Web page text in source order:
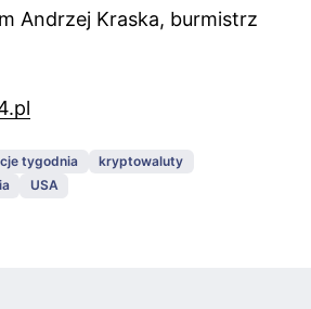
Andrzej Kraska, burmistrz
tygodnia
kryptowaluty
USA